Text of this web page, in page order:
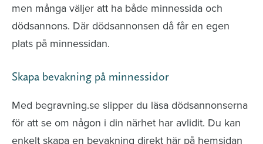
men många väljer att ha både minnessida och
dödsannons. Där dödsannonsen då får en egen
plats på minnessidan.
Skapa bevakning på minnessidor
Med begravning.se slipper du läsa dödsannonserna
för att se om någon i din närhet har avlidit. Du kan
enkelt skapa en bevakning direkt här på hemsidan